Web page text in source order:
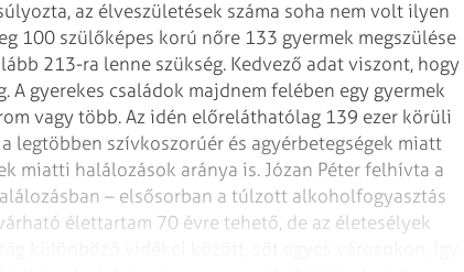
az élveszületések száma soha nem volt ilyen
100 szülőképes korú nőre 133 gyermek megszülése
213-ra lenne szükség. Kedvező adat viszont, hogy
A gyerekes családok majdnem felében egy gyermek
vagy több. Az idén előreláthatólag 139 ezer körüli
legtöbben szívkoszorúér és agyérbetegségek miatt
miatti halálozások aránya is. Józan Péter felhívta a
– elsősorban a túlzott alkoholfogyasztás
élettartam 70 évre tehető, de az életesélyek